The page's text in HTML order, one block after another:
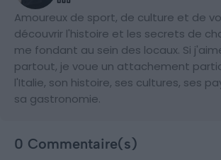
Amoureux de sport, de culture et de
découvrir l'histoire et les secrets de
me fondant au sein des locaux. Si
partout, je voue un attachement
l'Italie, son histoire, ses cultures, ses
sa gastronomie.
0 Commentaire(s)